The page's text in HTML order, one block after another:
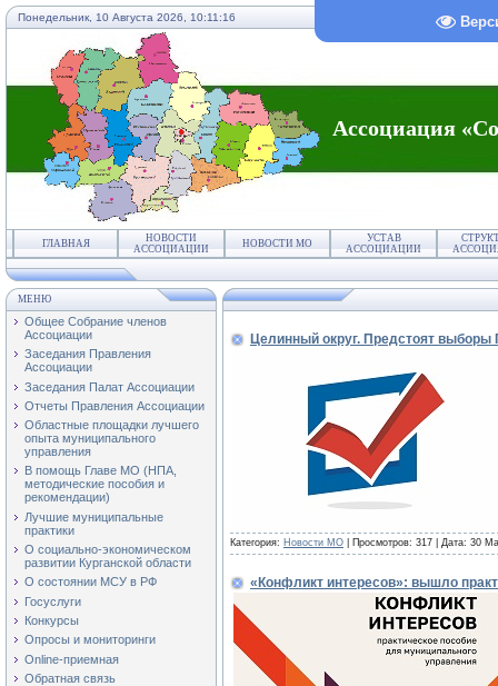
Понедельник, 10 Августа 2026, 10:11:16
Ассоциация
ГЛАВНАЯ
НОВОСТИ
АССОЦИАЦИИ
НОВОСТИ МО
УСТАВ
АССОЦИАЦИИ
МЕНЮ
Общее Собрание членов
Ассоциации
Заседания Правления
Ассоциации
Заседания Палат Ассоциации
Отчеты Правления Ассоциации
Областные площадки лучшего
опыта муниципального
управления
В помощь Главе МО (НПА,
методические пособия и
рекомендации)
Лучшие муниципальные
практики
О социально-экономическом
развитии Курганской области
О состоянии МСУ в РФ
Госуслуги
Конкурсы
Опросы и мониторинги
Online-приемная
Обратная связь
Целинный округ. Предстоят выборы
Категория: Новости МО | Просмотров: 317 | Дата: 30
«Конфликт интересов»: вышло